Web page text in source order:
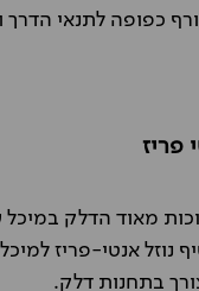
כפופה לתנאי
פריז
מאוד הדלק במיכל
נוזל אנטי-פריז
בתחנות דלק.